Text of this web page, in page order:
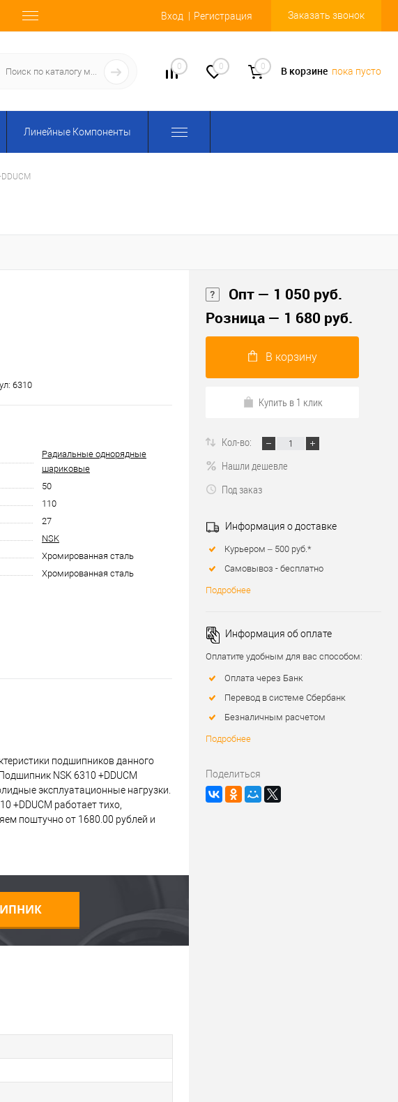
Вход Регистрация Заказать звонок
0 0 0 В корзине пока пусто
Линейные Компоненты
6310
Радиальные однорядные
шариковые
50
110
27
NSK
Хромированная сталь
Хромированная сталь
подшипников данного
NSK 6310 +DDUCM
эксплуатационные нагрузки.
+DDUCM работает тихо,
поштучно от 1680.00 рублей и
Опт — 1 050 руб.
Розница — 1 680 руб.
В корзину
Купить в 1 клик
Кол-во:
Нашли дешевле
Под заказ
Информация о доставке
Курьером – 500 руб.*
Самовывоз - бесплатно
Подробнее
Информация об оплате
Оплатите удобным для вас способом:
Оплата через Банк
Перевод в системе Сбербанк
Безналичным расчетом
Подробнее
Поделиться